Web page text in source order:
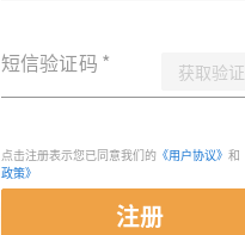
短信验证码 * 获取验
点击注册表示您已同意我们的 《用户协议》 和
政策》
注册